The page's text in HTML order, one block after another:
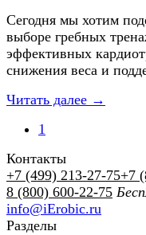
Сегодня мы хотим
выборе гребных
эффективных
снижения веса и
Читать далее →
1
Контакты
+7 (499) 213-27-75+7
8 (800) 600-22-75
info@iErobic.ru
Разделы